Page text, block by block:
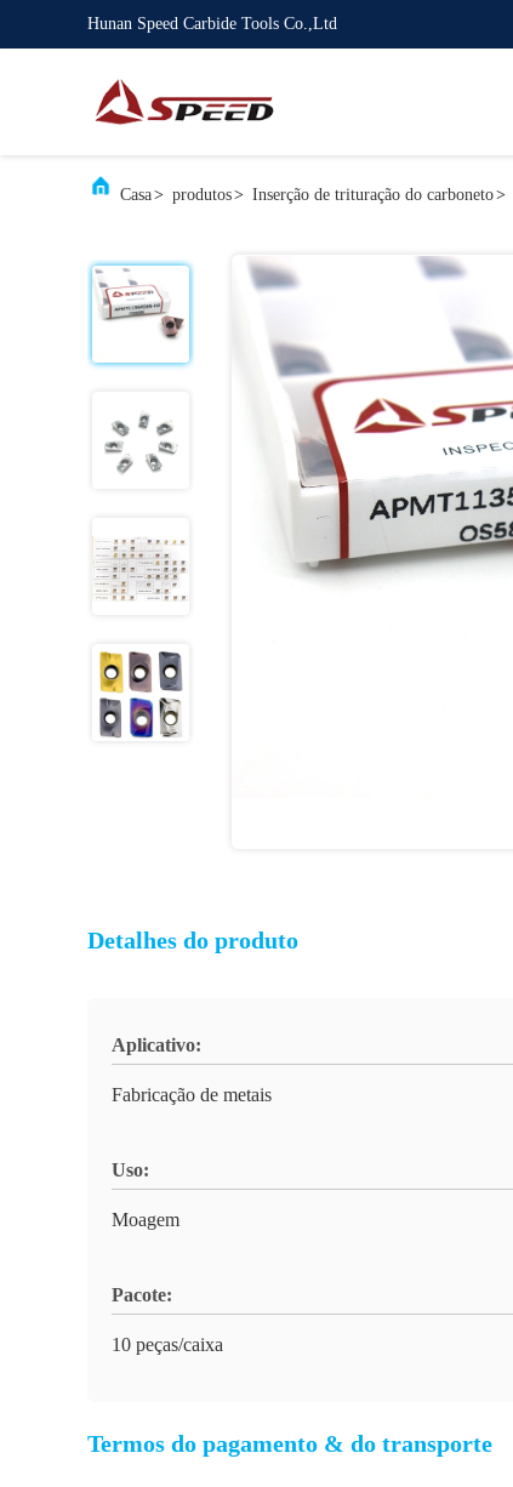
Hunan Speed Carbide Tools Co.,Ltd
Casa> produtos> Inserção de trituração do carboneto>
Detalhes do produto
Aplicativo:
Fabricação de metais
Uso:
Moagem
Pacote:
10 peças/caixa
Termos do pagamento & do transporte